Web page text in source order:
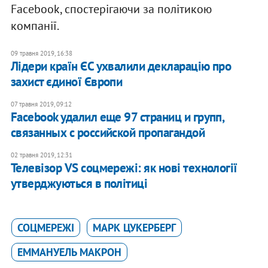
Facebook, спостерігаючи за політикою
компанії.
09 травня 2019, 16:38
​Лідери країн ЄС ухвалили декларацію про
захист єдиної Європи
07 травня 2019, 09:12
Facebook удалил еще 97 страниц и групп,
связанных с российской пропагандой
02 травня 2019, 12:31
Телевізор VS соцмережі: як нові технології
утверджуються в політиці
СОЦМЕРЕЖІ
МАРК ЦУКЕРБЕРГ
ЕММАНУЕЛЬ МАКРОН